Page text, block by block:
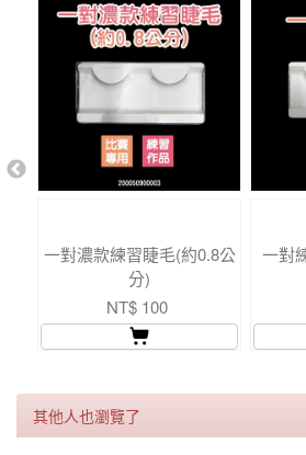
一對濃款練習睫毛(約0.8公
分)
NT$ 100
一對
其他人也瀏覽了